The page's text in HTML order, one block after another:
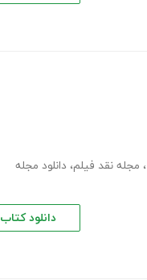
، مجله نقد فیلم، دانلود مجله
دانلود کتاب